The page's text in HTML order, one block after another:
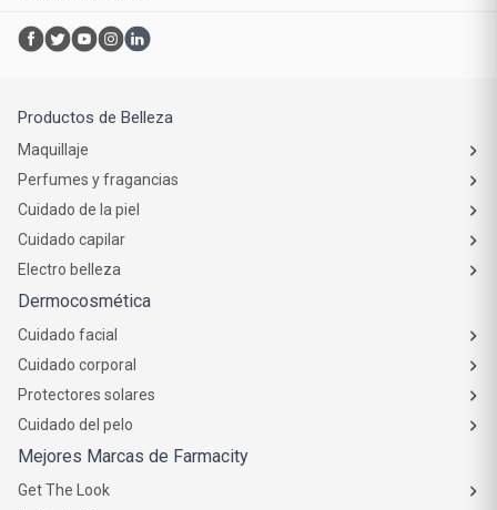
Productos de Belleza
Maquillaje
Perfumes y fragancias
Cuidado de la piel
Cuidado capilar
Electro belleza
Dermocosmética
Cuidado facial
Cuidado corporal
Protectores solares
Cuidado del pelo
Mejores Marcas de Farmacity
Get The Look